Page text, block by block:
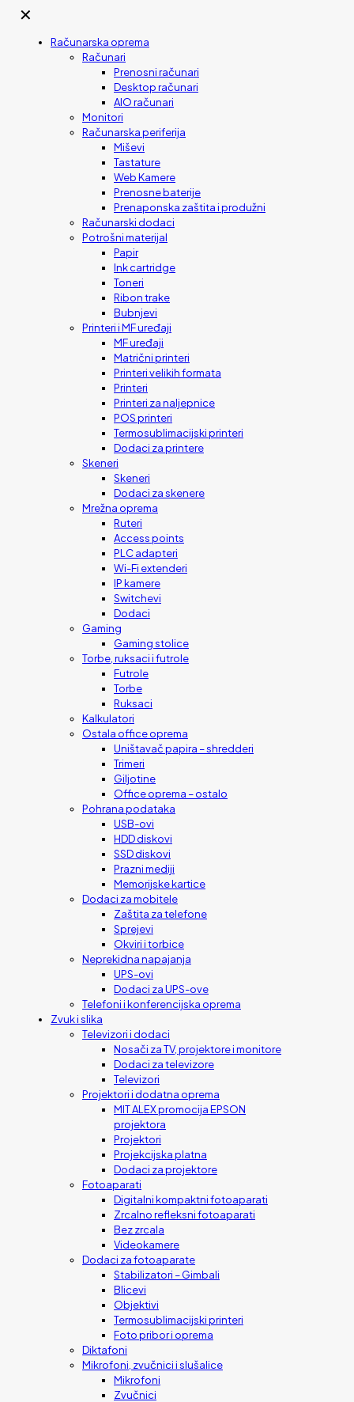
✕
Računarska oprema
Računari
Prenosni računari
Desktop računari
AIO računari
Monitori
Računarska periferija
Miševi
Tastature
Web Kamere
Prenosne baterije
Prenaponska zaštita i produžni
Računarski dodaci
Potrošni materijal
Papir
Ink cartridge
Toneri
Ribon trake
Bubnjevi
Printeri i MF uređaji
MF uređaji
Matrični printeri
Printeri velikih formata
Printeri
Printeri za naljepnice
POS printeri
Termosublimacijski printeri
Dodaci za printere
Skeneri
Skeneri
Dodaci za skenere
Mrežna oprema
Ruteri
Access points
PLC adapteri
Wi-Fi extenderi
IP kamere
Switchevi
Dodaci
Gaming
Gaming stolice
Torbe, ruksaci i futrole
Futrole
Torbe
Ruksaci
Kalkulatori
Ostala office oprema
Uništavač papira – shredderi
Trimeri
Giljotine
Office oprema – ostalo
Pohrana podataka
USB-ovi
HDD diskovi
SSD diskovi
Prazni mediji
Memorijske kartice
Dodaci za mobitele
Zaštita za telefone
Sprejevi
Okviri i torbice
Neprekidna napajanja
UPS-ovi
Dodaci za UPS-ove
Telefoni i konferencijska oprema
Zvuk i slika
Televizori i dodaci
Nosači za TV, projektore i monitore
Dodaci za televizore
Televizori
Projektori i dodatna oprema
MIT ALEX promocija EPSON
projektora
Projektori
Projekcijska platna
Dodaci za projektore
Fotoaparati
Digitalni kompaktni fotoaparati
Zrcalno refleksni fotoaparati
Bez zrcala
Videokamere
Dodaci za fotoaparate
Stabilizatori – Gimbali
Blicevi
Objektivi
Termosublimacijski printeri
Foto pribor i oprema
Diktafoni
Mikrofoni, zvučnici i slušalice
Mikrofoni
Zvučnici